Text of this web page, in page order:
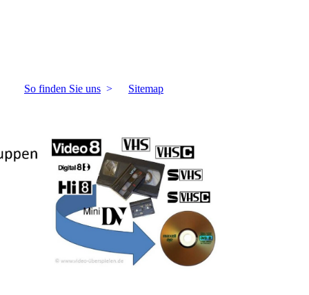
So finden Sie uns Sitemap